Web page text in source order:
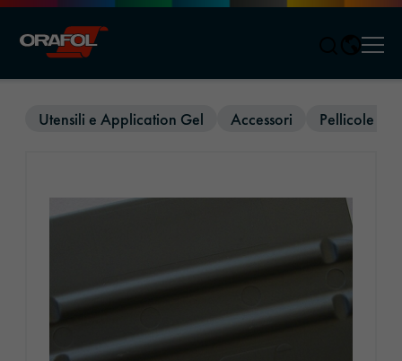
Utensili e Application Gel Accessori Pellicole